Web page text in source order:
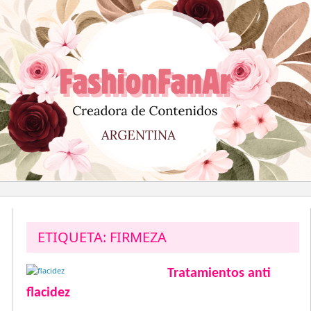
al
contenido
ETIQUETA: FIRMEZA
Tratamientos anti
flacidez